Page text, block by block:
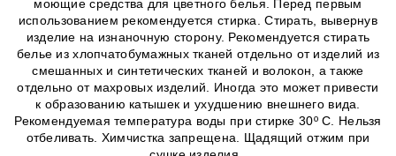
моющие средства для цветного белья. Перед первым
использованием рекомендуется стирка. Стирать, вывернув
изделие на изнаночную сторону. Рекомендуется стирать
белье из хлопчатобумажных тканей отдельно от изделий из
смешанных и синтетических тканей и волокон, а также
отдельно от махровых изделий. Иногда это может привести
к образованию катышек и ухудшению внешнего вида.
Рекомендуемая температура воды при стирке 30º C. Нельзя
отбеливать. Химчистка запрещена. Щадящий отжим при